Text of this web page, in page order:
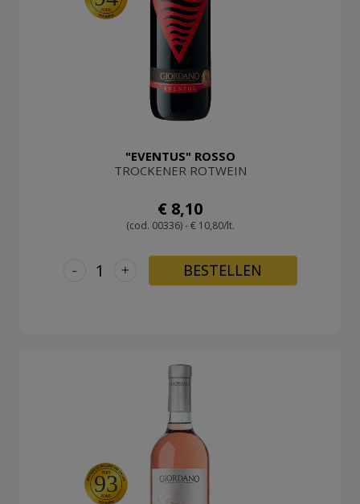
"EVENTUS" ROSSO
TROCKENER ROTWEIN
€ 8,10
(cod. 00336) - € 10,80/lt.
+
- BESTELLEN
93